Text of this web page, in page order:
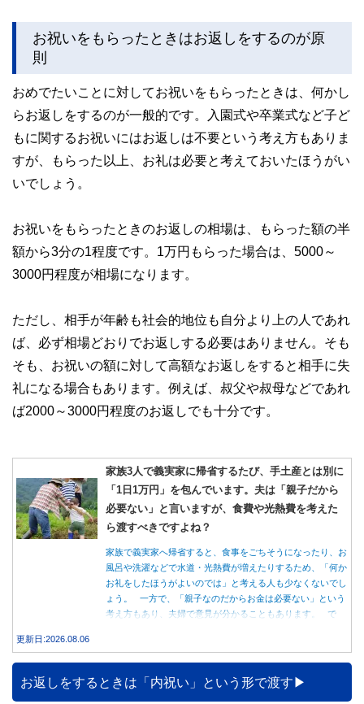
お祝いをもらったときはお返しをするのが原
則
おめでたいことに対してお祝いをもらったときは、何かし
らお返しをするのが一般的です。入園式や卒業式など子ど
もに関するお祝いにはお返しは不要という考え方もありま
すが、もらった以上、お礼は必要と考えておいたほうがい
いでしょう。
お祝いをもらったときのお返しの相場は、もらった額の半
額から3分の1程度です。1万円もらった場合は、5000～
3000円程度が相場になります。
ただし、相手が年齢も社会的地位も自分より上の人であれ
ば、必ず相場どおりでお返しする必要はありません。そも
そも、お祝いの額に対して高額なお返しをすると相手に失
礼になる場合もあります。例えば、叔父や叔母などであれ
ば2000～3000円程度のお返しでも十分です。
家族3人で義実家に帰省するたび、手土産とは別に
「1日1万円」を包んでいます。夫は「親子だから
必要ない」と言いますが、食費や光熱費を考えた
ら渡すべきですよね？
家族で義実家へ帰省すると、食事をごちそうになったり、お
風呂や洗濯などで水道・光熱費が増えたりするため、「何か
お礼をしたほうがよいのでは」と考える人も少なくないでし
ょう。 一方で、「親子なのだからお金は必要ない」という
考え方もあり、夫婦で意見が分かることもあります。 で
更新日:2026.08.06
お返しをするときは「内祝い」という形で渡す